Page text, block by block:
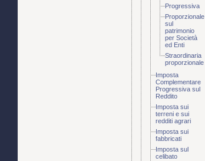
Progressiva
Proporzionale
sul
patrimonio
per Società
ed Enti
Straordinaria
proporzionale
Imposta
Complementare
Progressiva sul
Reddito
Imposta sui
terreni e sui
redditi agrari
Imposta sui
fabbricati
Imposta sul
celibato